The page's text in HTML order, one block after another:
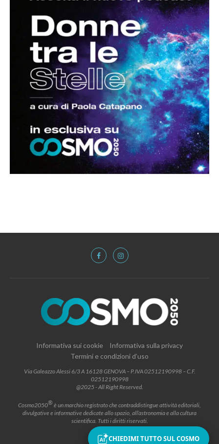
Informativa sui cookie
Informativa sulla privacy
Termini e condizioni d’uso
Via Galeazzo Alessi 6/3 A 16128 GENOVA – P.IVA 02512190998 – C.F.
02512190998
@2025 - All Right Reserved.
Cosmo2050®è un marchio registrato che contraddistingue attività editoriali,
divulgative e informative dedicate allo spazio, all’astronomia e alla cultura
scientifica. Tutti i diritti riservati.
CHIEDIMI TUTTO SUL COSMO